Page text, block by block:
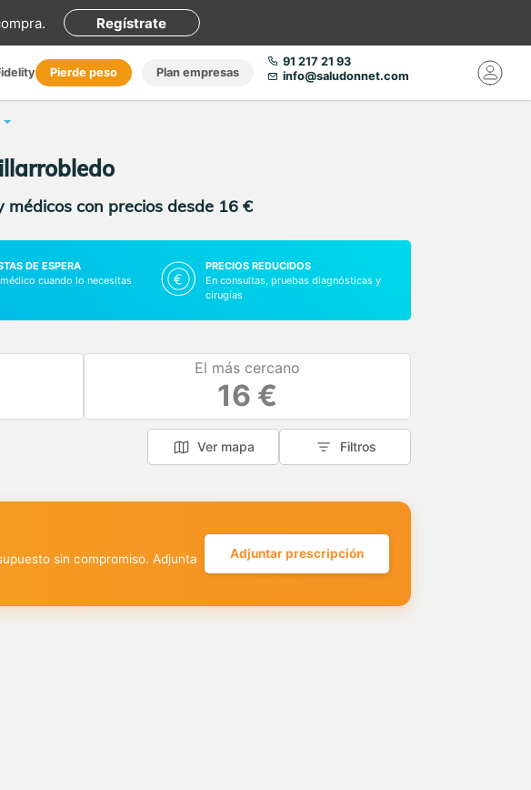
. Regístrate
Pierde peso Plan empresas
91 217 21 93
info@saludonnet.com
médicos con precios desde 16 €
DE ESPERA
cuando lo necesitas
PRECIOS REDUCIDOS
En consultas, pruebas diagnósticas y
cirugías
El más cercano
16 €
Ver mapa Filtros
sin compromiso. Adjunta
Adjuntar prescripción